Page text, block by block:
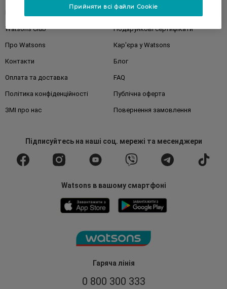
Гаряча лінія
0 800 300 333
Watsons Club Подарункові сертифікати
Про Watsons Кар'єра у Watsons
Контакти Блог
Оплата та доставка FAQ
Політика конфіденційності Публічна оферта
ЗМІ про нас Повернення замовлення
Підписуйтесьна наші соц. мережі та месенджери
Watsons в вашому смартфоні
Прийняти всі файли Cookie